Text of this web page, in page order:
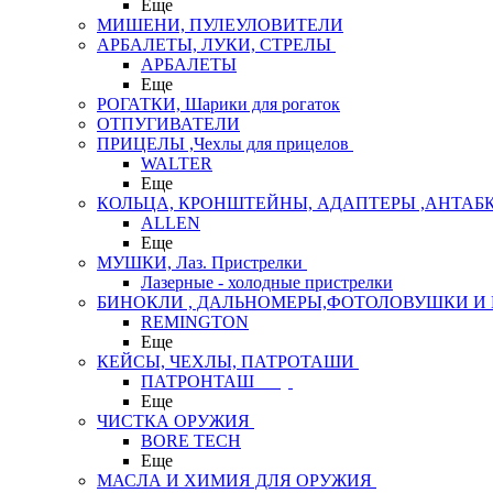
Еще
МИШЕНИ, ПУЛЕУЛОВИТЕЛИ
АРБАЛЕТЫ, ЛУКИ, СТРЕЛЫ
АРБАЛЕТЫ
Еще
РОГАТКИ, Шарики для рогаток
ОТПУГИВАТЕЛИ
ПРИЦЕЛЫ ,Чехлы для прицелов
WALTER
Еще
КОЛЬЦА, КРОНШТЕЙНЫ, АДАПТЕРЫ
ALLEN
Еще
МУШКИ, Лаз. Пристрелки
Лазерные - холодные пристрелки
БИНОКЛИ , ДАЛЬНОМЕРЫ,ФОТОЛОВУШКИ И
REMINGTON
Еще
КЕЙСЫ, ЧЕХЛЫ, ПАТРОТАШИ
ПАТРОНТАШ
Еще
ЧИСТКА ОРУЖИЯ
BORE TECH
Еще
МАСЛА И ХИМИЯ ДЛЯ ОРУЖИЯ